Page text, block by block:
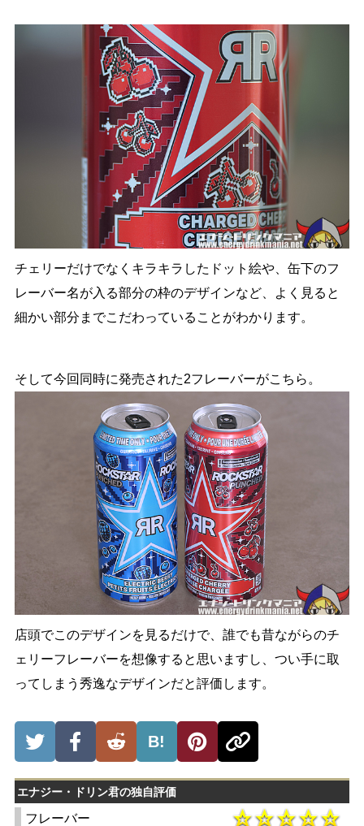
チェリーだけでなくキラキラしたドット絵や、缶下のフ
レーバー名が入る部分の枠のデザインなど、よく見ると
細かい部分までこだわっていることがわかります。
そして今回同時に発売された2フレーバーがこちら。
店頭でこのデザインを見るだけで、誰でも昔ながらのチ
ェリーフレーバーを想像すると思いますし、つい手に取
ってしまう秀逸なデザインだと評価します。
B!
エナジー・ドリン君の独自評価
フレーバー